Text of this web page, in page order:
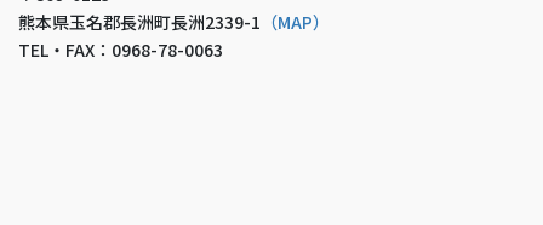
熊本県玉名郡長洲町長洲2339-1 （MAP）
TEL・FAX：0968-78-0063